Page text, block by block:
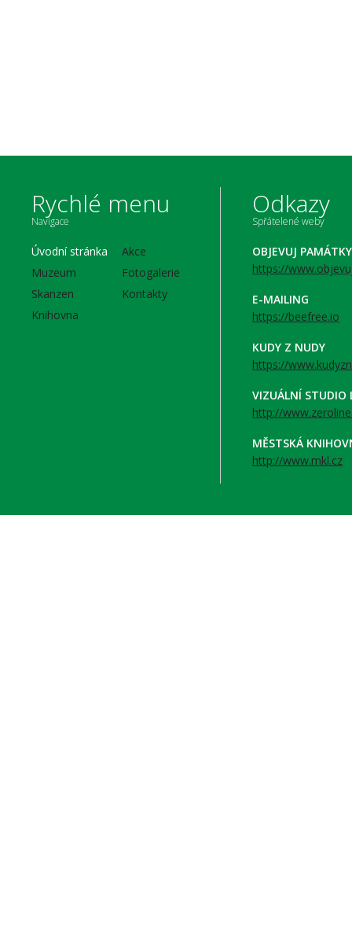
Rychlé menu
Navigace
Úvodní stránka
Muzeum
Skanzen
Knihovna
Akce
Fotogalerie
Kontakty
Odkazy
Spřátelené weby
OBJEVUJ PAMÁTKY
https://
E-MAILING
https://beefree.io
KUDY Z NUDY
https://
VIZUÁLNÍ STUDIO
http://
MĚSTSKÁ
http://www.mkl.cz